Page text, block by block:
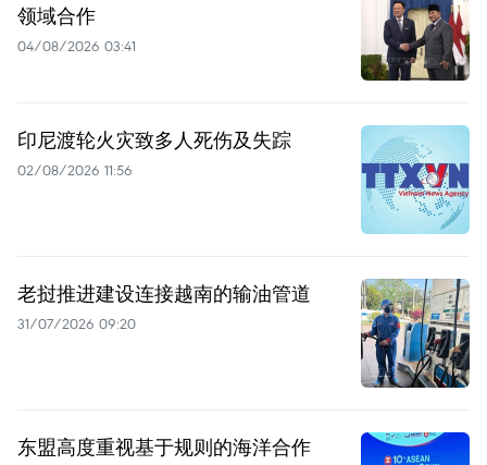
领域合作
04/08/2026 03:41
印尼渡轮火灾致多人死伤及失踪
02/08/2026 11:56
老挝推进建设连接越南的输油管道
31/07/2026 09:20
东盟高度重视基于规则的海洋合作